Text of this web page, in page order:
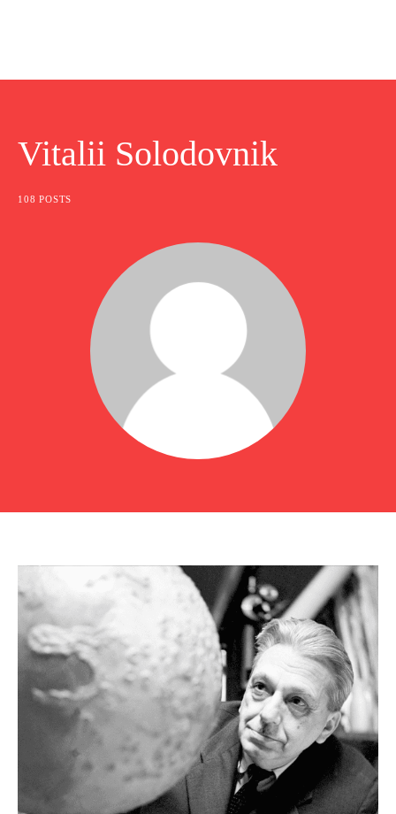
Vitalii Solodovnik
108 POSTS